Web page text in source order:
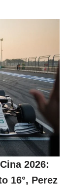
2026:
16°, Perez